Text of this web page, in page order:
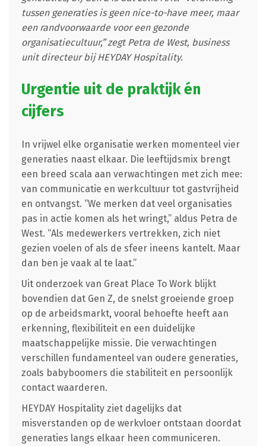
tussen generaties is geen nice-to-have meer, maar
een randvoorwaarde voor een gezonde
organisatiecultuur,” zegt Petra de West, business
unit directeur bij HEYDAY Hospitality.
Urgentie uit de praktijk én
cijfers
In vrijwel elke organisatie werken momenteel vier
generaties naast elkaar. Die leeftijdsmix brengt
een breed scala aan verwachtingen met zich mee:
van communicatie en werkcultuur tot gastvrijheid
en ontvangst. “We merken dat veel organisaties
pas in actie komen als het wringt,” aldus Petra de
West. “Als medewerkers vertrekken, zich niet
gezien voelen of als de sfeer ineens kantelt. Maar
dan ben je vaak al te laat.”
Uit onderzoek van Great Place To Work blijkt
bovendien dat Gen Z, de snelst groeiende groep
op de arbeidsmarkt, vooral behoefte heeft aan
erkenning, flexibiliteit en een duidelijke
maatschappelijke missie. Die verwachtingen
verschillen fundamenteel van oudere generaties,
zoals babyboomers die stabiliteit en persoonlijk
contact waarderen.
HEYDAY Hospitality ziet dagelijks dat
misverstanden op de werkvloer ontstaan doordat
generaties langs elkaar heen communiceren.